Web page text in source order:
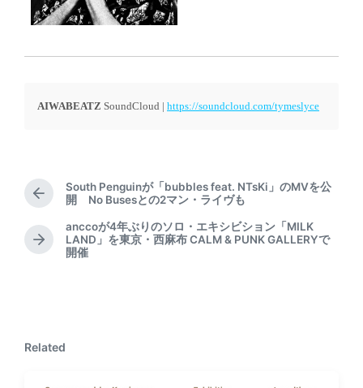
AIWABEATZ SoundCloud | https://soundcloud.com/tymeslyce
P
e
v
o
South Penguinが「bubbles feat. NTsKi」のMVを公
開 No Busesとの2マン・ライヴも
N
s
anccoが4年ぶりのソロ・エキシビション「MILK
LAND」を東京・西麻布 CALM & PUNK GALLERYで
開催
Related